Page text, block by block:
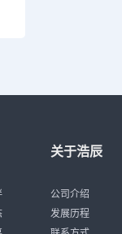
关于浩辰
公司介绍
发展历程